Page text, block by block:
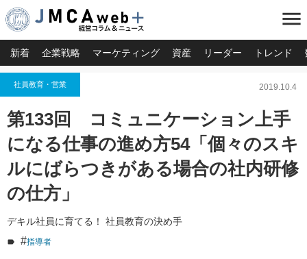
menu
新着 企業戦略 マーケティング 資産 リーダー トレンド
社員教育・営業 2019.10.4
第133回 コミュニケーション上手
になる仕事の進め方54「個々のスキ
ルにばらつきがある場合の社内研修
の仕方」
デキル社員に育てる！ 社員教育の決め手
#指導者